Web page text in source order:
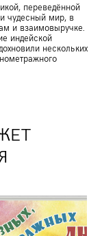
переведённой
чудесный мир, в
и взаимовыручке.
индейской
нескольких